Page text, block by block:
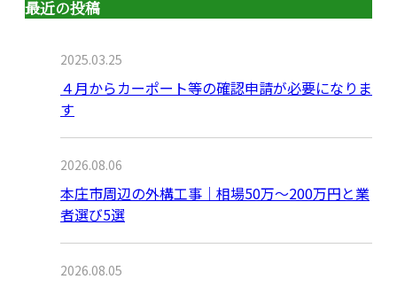
最近の投稿
2025.03.25
４月からカーポート等の確認申請が必要になりま
す
2026.08.06
本庄市周辺の外構工事｜相場50万〜200万円と業
者選び5選
2026.08.05